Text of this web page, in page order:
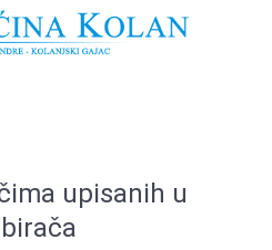
upisanih u